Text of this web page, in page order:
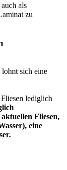
als
zu
sich eine
lediglich
Fliesen,
eine